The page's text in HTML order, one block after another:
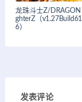
龙珠斗士Z/DRAGON
ghterZ（
6）
发表评论